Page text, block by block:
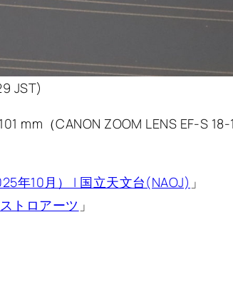
JST)
mm（CANON ZOOM LENS EF-S
年10月） | 国立天文台(NAOJ) 」
トロアーツ 」